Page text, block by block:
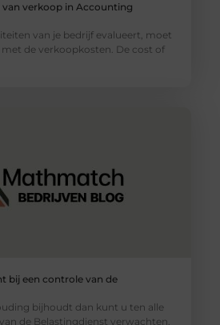
verkoop in Accounting
van je bedrijf evalueert, moet
de verkoopkosten. De cost of
bij een controle van de
bijhoudt dan kunt u ten alle
de Belastingdienst verwachten.